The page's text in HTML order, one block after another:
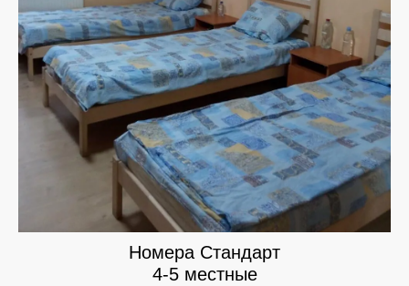
Номера Стандарт
4-5 местные